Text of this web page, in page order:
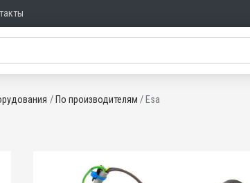
По производителям Esa